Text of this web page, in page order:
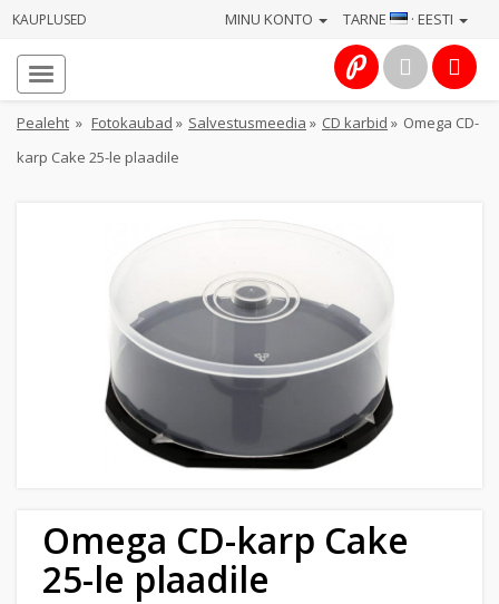
KAUPLUSED TARNE · EESTI
MINU KONTO
Pealeht » Fotokaubad » Salvestusmeedia » CD karbid » Omega CD-
karp Cake 25-le plaadile
Omega CD-karp Cake
25-le plaadile
Info
Teenused
aed